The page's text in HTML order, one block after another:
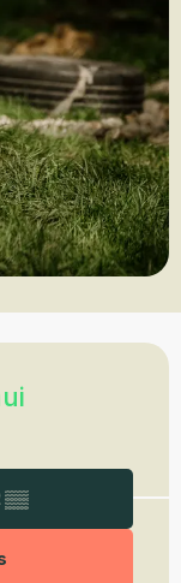
▒▒